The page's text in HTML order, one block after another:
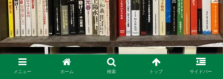
メニュー ホーム 検索 トップ サイドバー